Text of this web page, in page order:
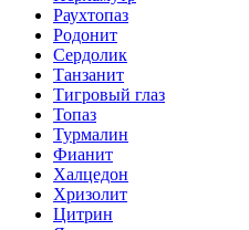
Раухтопаз
Родонит
Сердолик
Танзанит
Тигровый глаз
Топаз
Турмалин
Фианит
Халцедон
Хризолит
Цитрин